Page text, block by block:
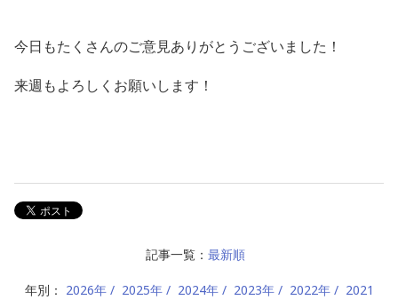
今日もたくさんのご意見ありがとうございました！
来週もよろしくお願いします！
記事一覧： 最新順
年別： 2026年 2025年 2024年 2023年 2022年 2021